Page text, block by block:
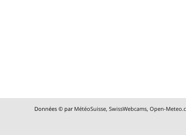
Données © par MétéoSuisse,SwissWebcams,Open-